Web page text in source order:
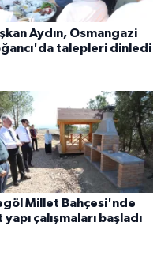
Aydın, Osmangazi
talepleri dinledi
Millet Bahçesi'nde
yapı çalışmaları başladı